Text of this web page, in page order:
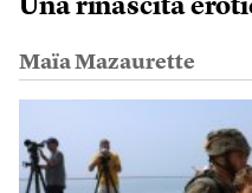
Una rinascita
Maïa Mazaurette